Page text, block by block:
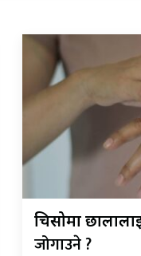
चिसोमा
जोगाउने ?